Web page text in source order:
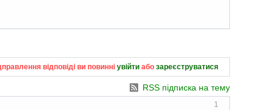
відповіді ви повинні увійти або зареєструватися
RSS підписка на тему
1